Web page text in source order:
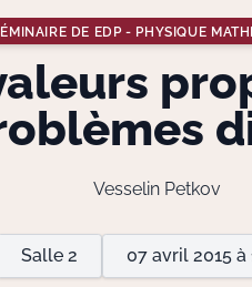
DE EDP - PHYSIQUE
Vesselin Petkov
Salle 2 07 avril 2015 à